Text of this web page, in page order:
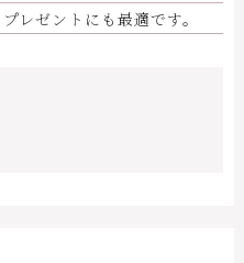
レゼントにも最適です。